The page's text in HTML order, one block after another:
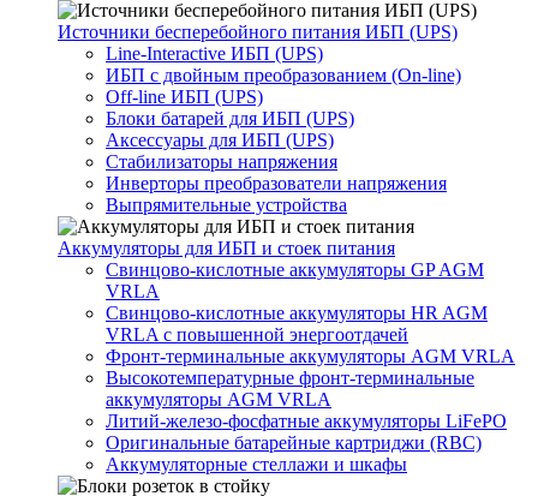
Источники бесперебойного питания ИБП (UPS)
Line-Interactive ИБП (UPS)
ИБП с двойным преобразованием (On-line)
Off-line ИБП (UPS)
Блоки батарей для ИБП (UPS)
Аксессуары для ИБП (UPS)
Стабилизаторы напряжения
Инверторы преобразователи напряжения
Выпрямительные устройства
Аккумуляторы для ИБП и стоек питания
Свинцово-кислотные аккумуляторы GP AGM
VRLA
Свинцово-кислотные аккумуляторы HR AGM
VRLA с повышенной энергоотдачей
Фронт-терминальные аккумуляторы AGM VRLA
Высокотемпературные фронт-терминальные
аккумуляторы AGM VRLA
Литий-железо-фосфатные аккумуляторы LiFePO
Оригинальные батарейные картриджи (RBC)
Аккумуляторные стеллажи и шкафы